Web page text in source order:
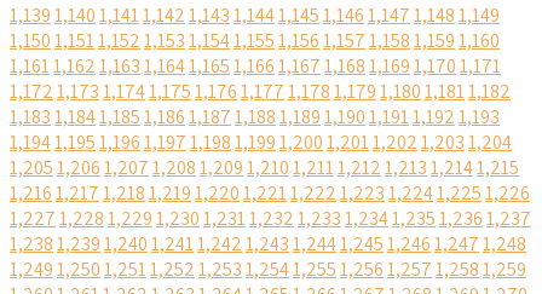
1,1391,1401,1411,1421,1431,1441,1451,1461,1471,1481,149
1,1501,1511,1521,1531,1541,1551,1561,1571,1581,1591,160
1,1611,1621,1631,1641,1651,1661,1671,1681,1691,1701,171
1,1721,1731,1741,1751,1761,1771,1781,1791,1801,1811,182
1,1831,1841,1851,1861,1871,1881,1891,1901,1911,1921,193
1,1941,1951,1961,1971,1981,1991,2001,2011,2021,2031,204
1,2051,2061,2071,2081,2091,2101,2111,2121,2131,2141,215
1,2161,2171,2181,2191,2201,2211,2221,2231,2241,2251,226
1,2271,2281,2291,2301,2311,2321,2331,2341,2351,2361,237
1,2381,2391,2401,2411,2421,2431,2441,2451,2461,2471,248
1,2491,2501,2511,2521,2531,2541,2551,2561,2571,2581,259